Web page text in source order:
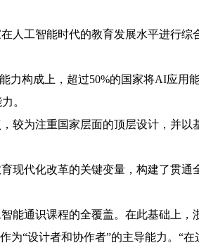
人工智能时代的教育发展水平进行综
力构成上，超过50%的国家将AI应用
。
较为注重国家层面的顶层设计，并以
现代化改革的关键变量，构建了贯通
能通识课程的全覆盖。在此基础上，
为“设计者和协作者”的主导能力。“